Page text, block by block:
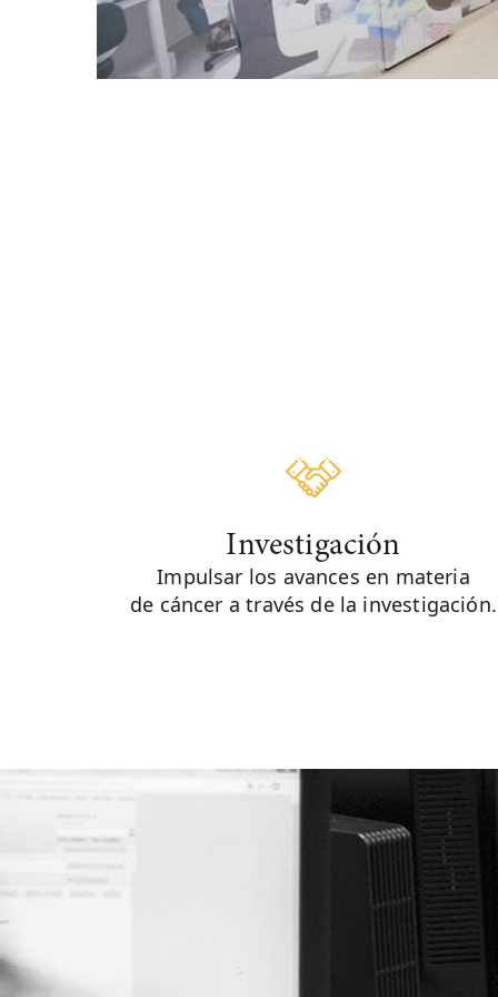
Investigación
Impulsar los avances en materia
de cáncer a través de la investigación.